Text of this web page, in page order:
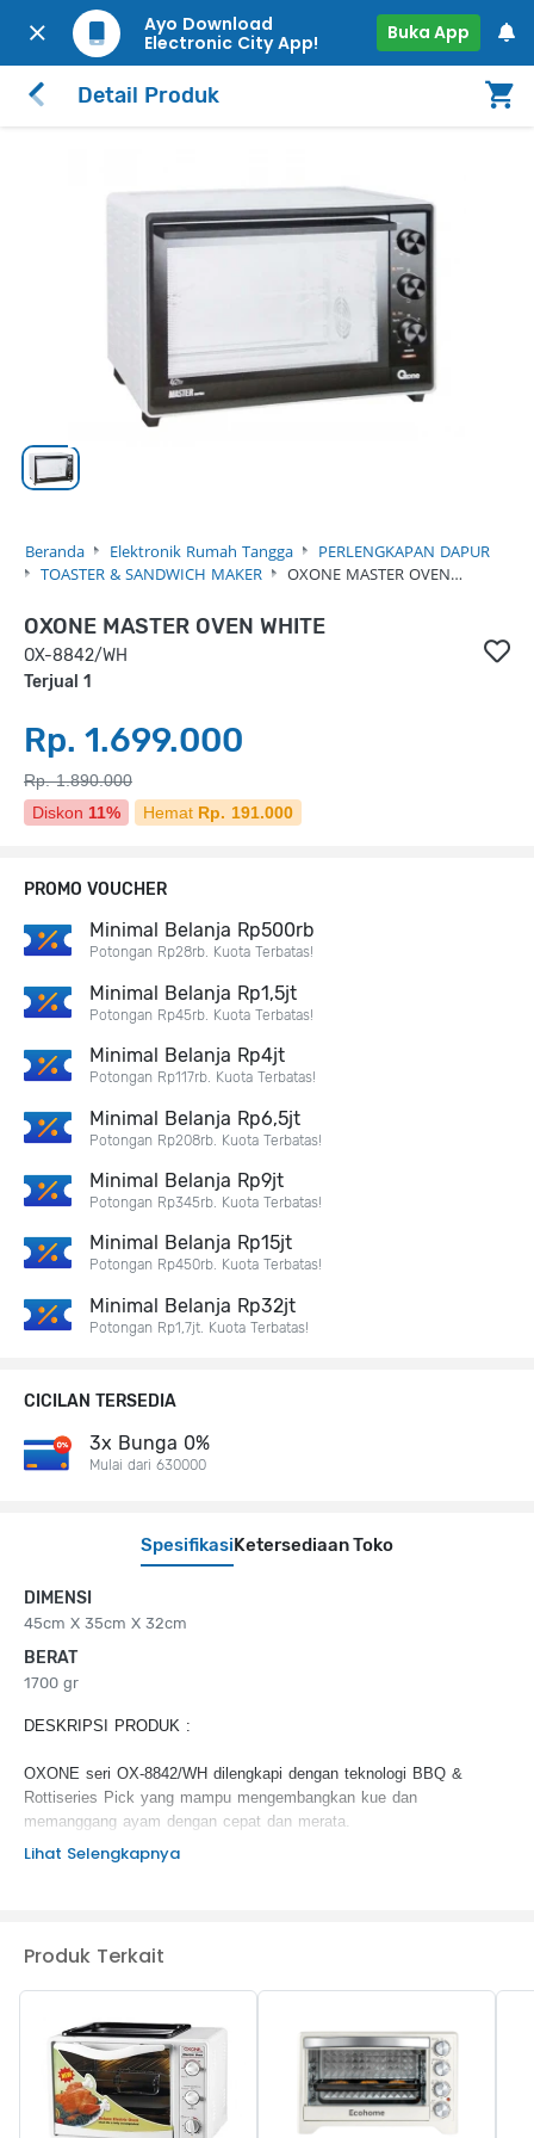
Ayo Download
Electronic City App!
Buka App
Detail Produk
Beranda Elektronik Rumah Tangga
PERLENGKAPAN DAPUR
TOASTER & SANDWICH MAKER
OXONE MASTER OVEN…
OXONE MASTER OVEN WHITE
OX-8842/WH
Terjual 1
Rp. 1.699.000
Rp. 1.890.000
Diskon 11% Hemat Rp. 191.000
SpesifikasiKetersediaan Toko
DIMENSI
45cm X 35cm X 32cm
BERAT
1700 gr
DESKRIPSI PRODUK :
OXONE seri OX-8842/WH dilengkapi dengan teknologi BBQ &
Rottiseries Pick yang mampu mengembangkan kue dan
memanggang ayam dengan cepat dan merata.
Timer hingga 120 min
Lihat Selengkapnya
PROMO VOUCHER
Minimal Belanja Rp500rb
Potongan Rp28rb. Kuota Terbatas!
Minimal Belanja Rp1,5jt
Potongan Rp45rb. Kuota Terbatas!
Minimal Belanja Rp4jt
Potongan Rp117rb. Kuota Terbatas!
Minimal Belanja Rp6,5jt
Potongan Rp208rb. Kuota Terbatas!
Minimal Belanja Rp9jt
Potongan Rp345rb. Kuota Terbatas!
Minimal Belanja Rp15jt
Potongan Rp450rb. Kuota Terbatas!
Minimal Belanja Rp32jt
Potongan Rp1,7jt. Kuota Terbatas!
CICILAN TERSEDIA
3x Bunga 0%
Mulai dari 630000
Produk Terkait